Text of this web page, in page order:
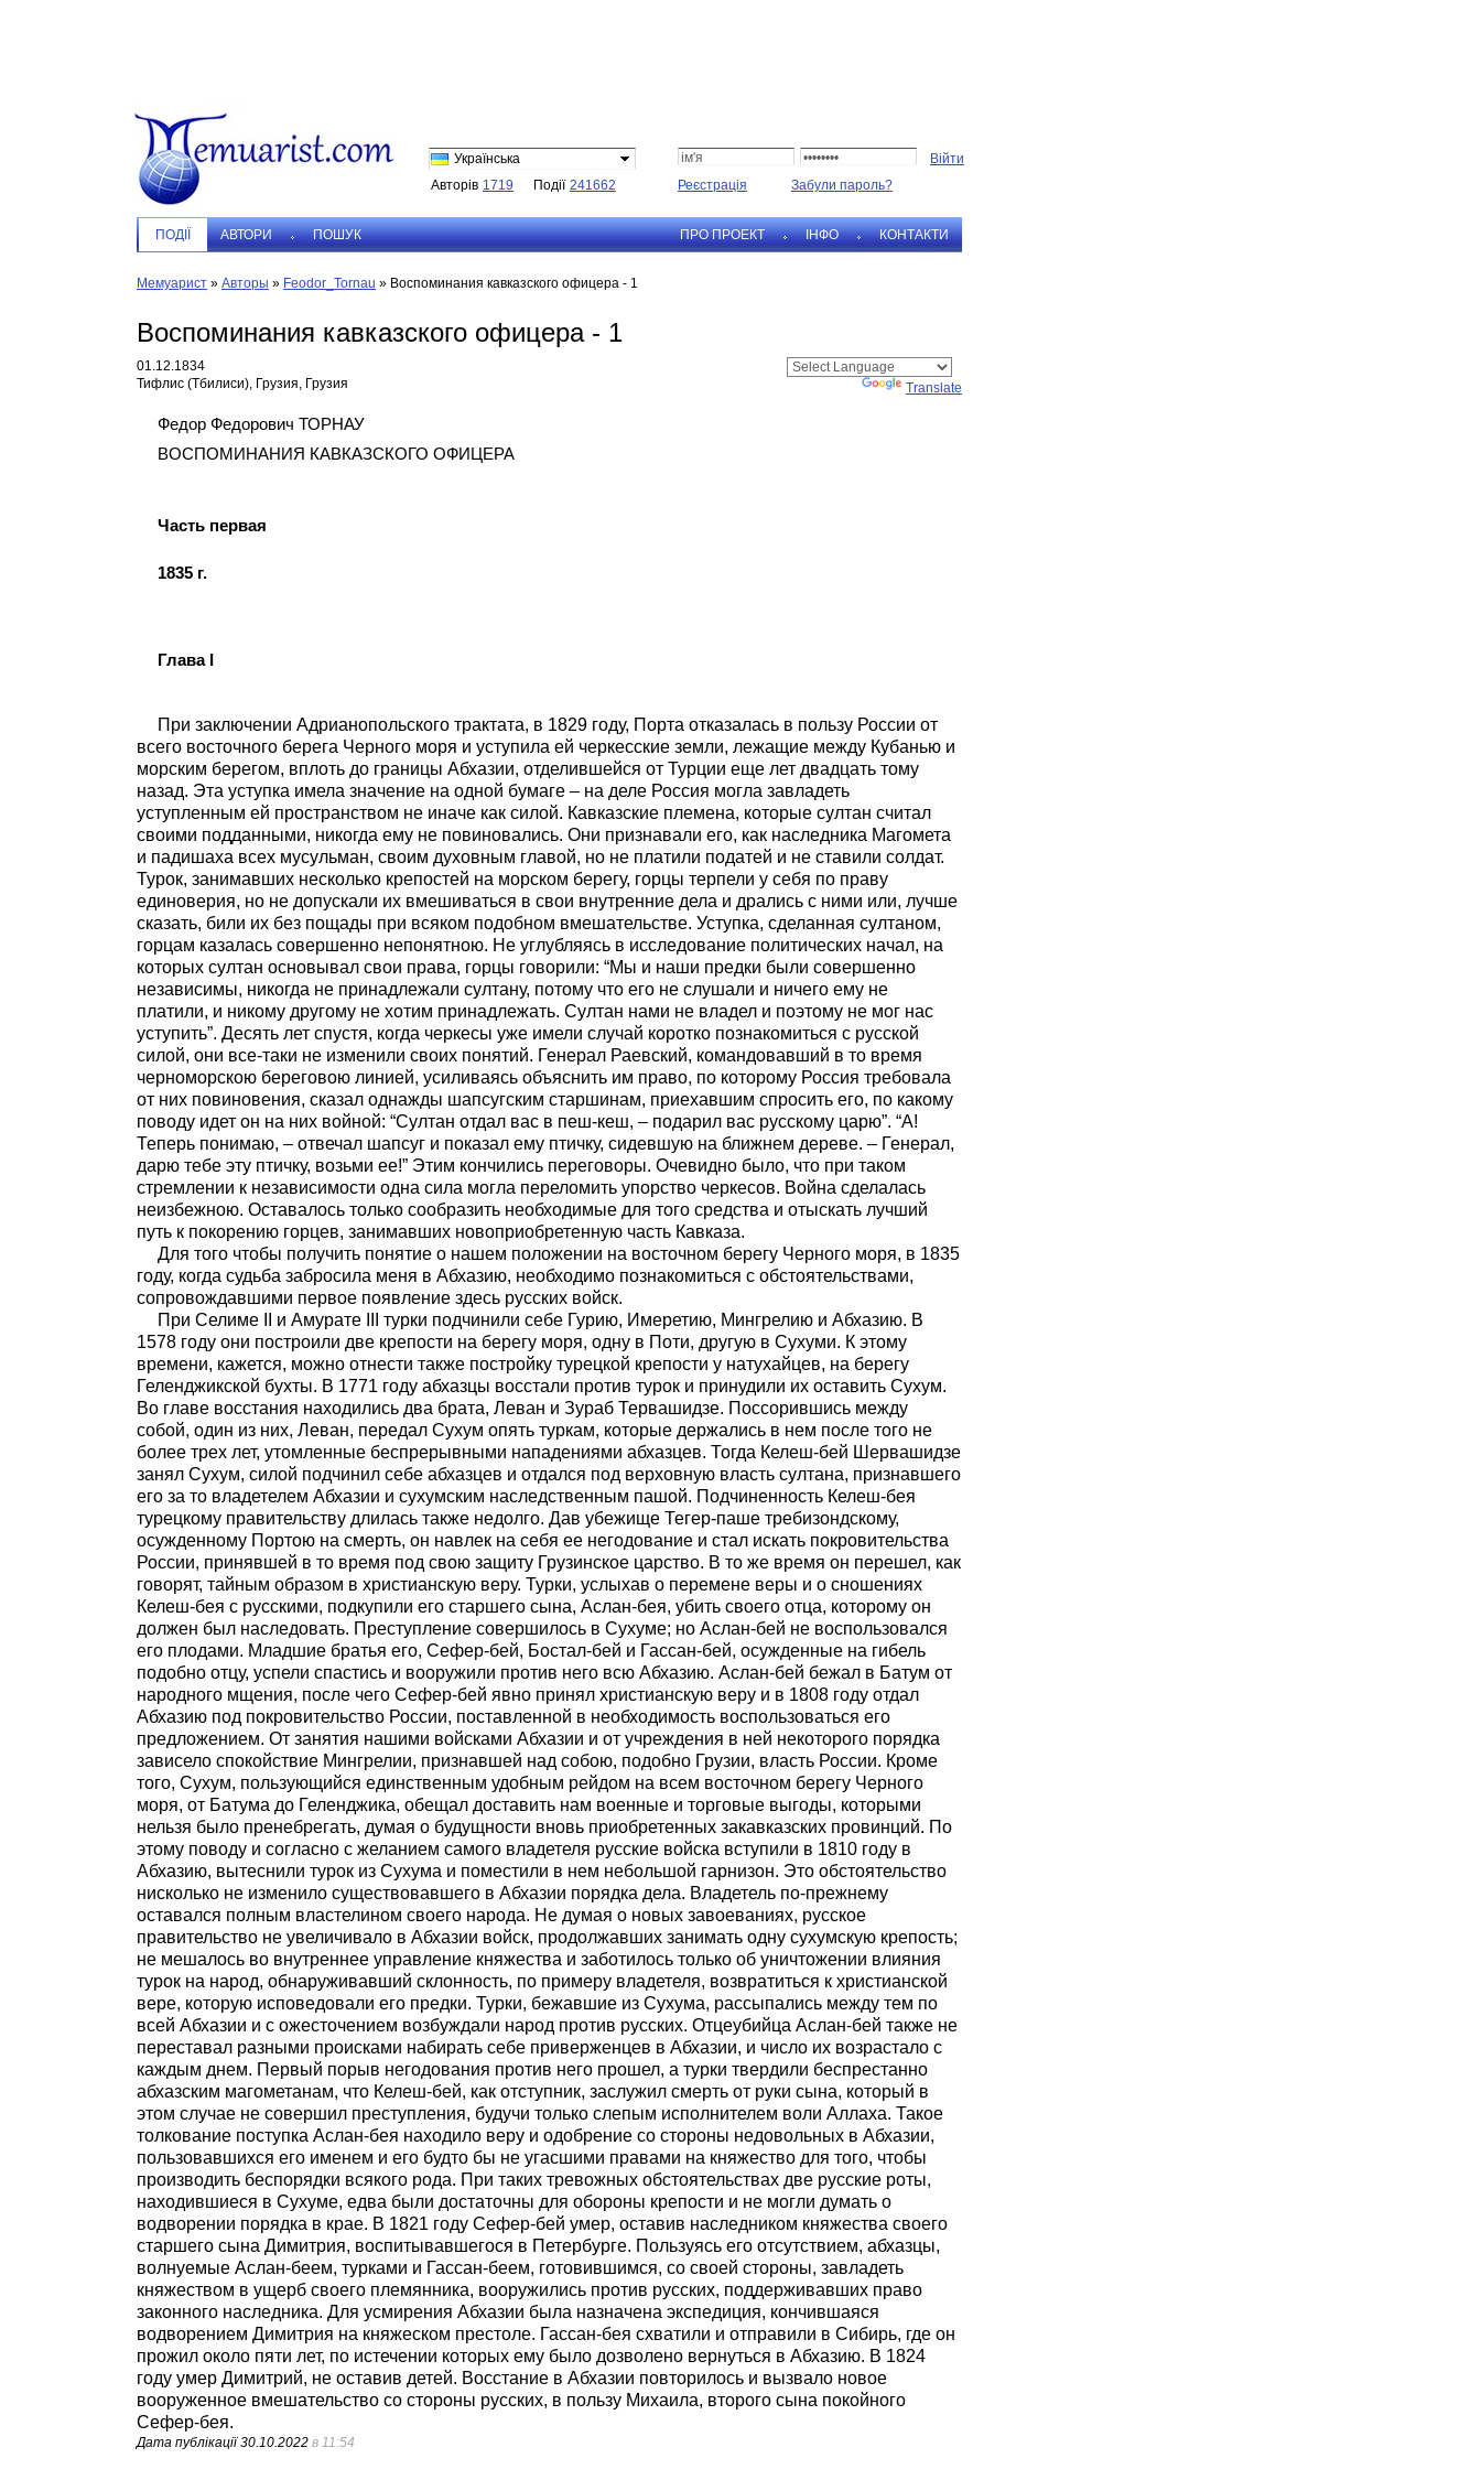
Українська
Авторів 1719 Події 241662 Реєстрація Забули пароль?
ПОДIЇ АВТОРИ ПОШУК ПРО ПРОЕКТ IНФО КОНТАКТИ
Мемуарист » Авторы » Feodor_Tornau » Воспоминания кавказского офицера - 1
Воспоминания кавказского офицера - 1
01.12.1834
Тифлис (Тбилиси), Грузия, Грузия
Translate
Федор Федорович ТОРНАУ
ВОСПОМИНАНИЯ КАВКАЗСКОГО ОФИЦЕРА
Часть первая
1835 г.
Глава I
При заключении Адрианопольского трактата, в 1829 году, Порта отказалась в пользу России от
всего восточного берега Черного моря и уступила ей черкесские земли, лежащие между Кубанью и
морским берегом, вплоть до границы Абхазии, отделившейся от Турции еще лет двадцать тому
назад. Эта уступка имела значение на одной бумаге – на деле Россия могла завладеть
уступленным ей пространством не иначе как силой. Кавказские племена, которые султан считал
своими подданными, никогда ему не повиновались. Они признавали его, как наследника Магомета
и падишаха всех мусульман, своим духовным главой, но не платили податей и не ставили солдат.
Турок, занимавших несколько крепостей на морском берегу, горцы терпели у себя по праву
единоверия, но не допускали их вмешиваться в свои внутренние дела и дрались с ними или, лучше
сказать, били их без пощады при всяком подобном вмешательстве. Уступка, сделанная султаном,
горцам казалась совершенно непонятною. Не углубляясь в исследование политических начал, на
которых султан основывал свои права, горцы говорили: “Мы и наши предки были совершенно
независимы, никогда не принадлежали султану, потому что его не слушали и ничего ему не
платили, и никому другому не хотим принадлежать. Султан нами не владел и поэтому не мог нас
уступить”. Десять лет спустя, когда черкесы уже имели случай коротко познакомиться с русской
силой, они все-таки не изменили своих понятий. Генерал Раевский, командовавший в то время
черноморскою береговою линией, усиливаясь объяснить им право, по которому Россия требовала
от них повиновения, сказал однажды шапсугским старшинам, приехавшим спросить его, по какому
поводу идет он на них войной: “Султан отдал вас в пеш-кеш, – подарил вас русскому царю”. “А!
Теперь понимаю, – отвечал шапсуг и показал ему птичку, сидевшую на ближнем дереве. – Генерал,
дарю тебе эту птичку, возьми ее!” Этим кончились переговоры. Очевидно было, что при таком
стремлении к независимости одна сила могла переломить упорство черкесов. Война сделалась
неизбежною. Оставалось только сообразить необходимые для того средства и отыскать лучший
путь к покорению горцев, занимавших новоприобретенную часть Кавказа.
Для того чтобы получить понятие о нашем положении на восточном берегу Черного моря, в 1835
году, когда судьба забросила меня в Абхазию, необходимо познакомиться с обстоятельствами,
сопровождавшими первое появление здесь русских войск.
При Селиме II и Амурате III турки подчинили себе Гурию, Имеретию, Мингрелию и Абхазию. В
1578 году они построили две крепости на берегу моря, одну в Поти, другую в Сухуми. К этому
времени, кажется, можно отнести также постройку турецкой крепости у натухайцев, на берегу
Геленджикской бухты. В 1771 году абхазцы восстали против турок и принудили их оставить Сухум.
Во главе восстания находились два брата, Леван и Зураб Тервашидзе. Поссорившись между
собой, один из них, Леван, передал Сухум опять туркам, которые держались в нем после того не
более трех лет, утомленные беспрерывными нападениями абхазцев. Тогда Келеш-бей Шервашидзе
занял Сухум, силой подчинил себе абхазцев и отдался под верховную власть султана, признавшего
его за то владетелем Абхазии и сухумским наследственным пашой. Подчиненность Келеш-бея
турецкому правительству длилась также недолго. Дав убежище Тегер-паше требизондскому,
осужденному Портою на смерть, он навлек на себя ее негодование и стал искать покровительства
России, принявшей в то время под свою защиту Грузинское царство. В то же время он перешел, как
говорят, тайным образом в христианскую веру. Турки, услыхав о перемене веры и о сношениях
Келеш-бея с русскими, подкупили его старшего сына, Аслан-бея, убить своего отца, которому он
должен был наследовать. Преступление совершилось в Сухуме; но Аслан-бей не воспользовался
его плодами. Младшие братья его, Сефер-бей, Бостал-бей и Гассан-бей, осужденные на гибель
подобно отцу, успели спастись и вооружили против него всю Абхазию. Аслан-бей бежал в Батум от
народного мщения, после чего Сефер-бей явно принял христианскую веру и в 1808 году отдал
Абхазию под покровительство России, поставленной в необходимость воспользоваться его
предложением. От занятия нашими войсками Абхазии и от учреждения в ней некоторого порядка
зависело спокойствие Мингрелии, признавшей над собою, подобно Грузии, власть России. Кроме
того, Сухум, пользующийся единственным удобным рейдом на всем восточном берегу Черного
моря, от Батума до Геленджика, обещал доставить нам военные и торговые выгоды, которыми
нельзя было пренебрегать, думая о будущности вновь приобретенных закавказских провинций. По
этому поводу и согласно с желанием самого владетеля русские войска вступили в 1810 году в
Абхазию, вытеснили турок из Сухума и поместили в нем небольшой гарнизон. Это обстоятельство
нисколько не изменило существовавшего в Абхазии порядка дела. Владетель по-прежнему
оставался полным властелином своего народа. Не думая о новых завоеваниях, русское
правительство не увеличивало в Абхазии войск, продолжавших занимать одну сухумскую крепость;
не мешалось во внутреннее управление княжества и заботилось только об уничтожении влияния
турок на народ, обнаруживавший склонность, по примеру владетеля, возвратиться к христианской
вере, которую исповедовали его предки. Турки, бежавшие из Сухума, рассыпались между тем по
всей Абхазии и с ожесточением возбуждали народ против русских. Отцеубийца Аслан-бей также не
переставал разными происками набирать себе приверженцев в Абхазии, и число их возрастало с
каждым днем. Первый порыв негодования против него прошел, а турки твердили беспрестанно
абхазским магометанам, что Келеш-бей, как отступник, заслужил смерть от руки сына, который в
этом случае не совершил преступления, будучи только слепым исполнителем воли Аллаха. Такое
толкование поступка Аслан-бея находило веру и одобрение со стороны недовольных в Абхазии,
пользовавшихся его именем и его будто бы не угасшими правами на княжество для того, чтобы
производить беспорядки всякого рода. При таких тревожных обстоятельствах две русские роты,
находившиеся в Сухуме, едва были достаточны для обороны крепости и не могли думать о
водворении порядка в крае. В 1821 году Сефер-бей умер, оставив наследником княжества своего
старшего сына Димитрия, воспитывавшегося в Петербурге. Пользуясь его отсутствием, абхазцы,
волнуемые Аслан-беем, турками и Гассан-беем, готовившимся, со своей стороны, завладеть
княжеством в ущерб своего племянника, вооружились против русских, поддерживавших право
законного наследника. Для усмирения Абхазии была назначена экспедиция, кончившаяся
водворением Димитрия на княжеском престоле. Гассан-бея схватили и отправили в Сибирь, где он
прожил около пяти лет, по истечении которых ему было дозволено вернуться в Абхазию. В 1824
году умер Димитрий, не оставив детей. Восстание в Абхазии повторилось и вызвало новое
вооруженное вмешательство со стороны русских, в пользу Михаила, второго сына покойного
Сефер-бея.
Дата публікації30.10.2022 в 11:54